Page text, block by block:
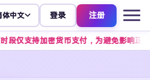
体中文 登录 注册
密货币支付，为避免影响正常下单，建